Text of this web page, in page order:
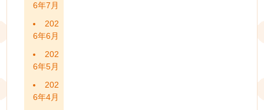
6年7月
202
6年6月
202
6年5月
202
6年4月